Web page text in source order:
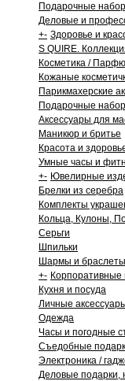
Подарочные
Деловые и
+- Здоровье и
S QUIRE.
Косметика /
Кожаные
Парикмахерские
Подарочные
Аксессуары для
Маникюр и бритье
Красота и
Умные часы и
+- Ювелирные
Брелки из серебра
Комплекты
Кольца, Кулоны,
Серьги
Шпильки
Шармы и браслеты
+- Корпоративные
Кухня и посуда
Личные
Одежда
Часы и погодные
Съедобные
Электроника /
Деловые подарки,